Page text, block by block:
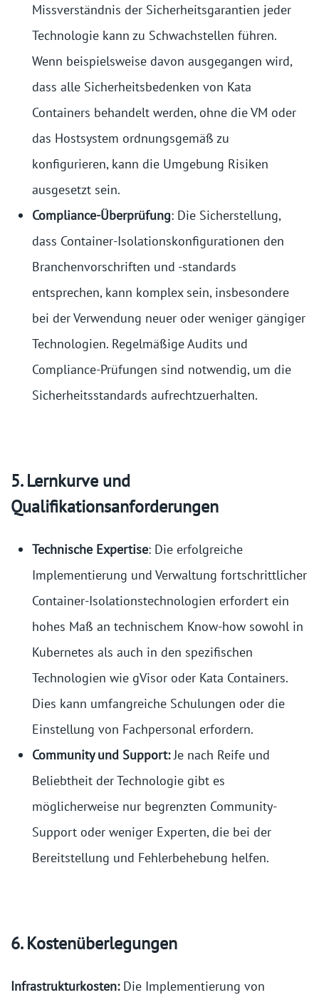
Missverständnis der Sicherheitsgarantien jeder
Technologie kann zu Schwachstellen führen.
Wenn beispielsweise davon ausgegangen wird,
dass alle Sicherheitsbedenken von Kata
Containers behandelt werden, ohne die VM oder
das Hostsystem ordnungsgemäß zu
konfigurieren, kann die Umgebung Risiken
ausgesetzt sein.
Compliance-Überprüfung: Die Sicherstellung,
dass Container-Isolationskonfigurationen den
Branchenvorschriften und -standards
entsprechen, kann komplex sein, insbesondere
bei der Verwendung neuer oder weniger gängiger
Technologien. Regelmäßige Audits und
Compliance-Prüfungen sind notwendig, um die
Sicherheitsstandards aufrechtzuerhalten.
5. Lernkurve und
Qualifikationsanforderungen
Technische Expertise: Die erfolgreiche
Implementierung und Verwaltung fortschrittlicher
Container-Isolationstechnologien erfordert ein
hohes Maß an technischem Know-how sowohl in
Kubernetes als auch in den spezifischen
Technologien wie gVisor oder Kata Containers.
Dies kann umfangreiche Schulungen oder die
Einstellung von Fachpersonal erfordern.
Community und Support:Je nach Reife und
Beliebtheit der Technologie gibt es
möglicherweise nur begrenzten Community-
Support oder weniger Experten, die bei der
Bereitstellung und Fehlerbehebung helfen.
6. Kostenüberlegungen
Infrastrukturkosten:Die Implementierung von